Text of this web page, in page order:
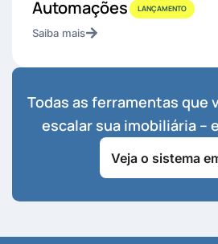
Automações LANÇAMENTO
Saiba mais
Todas as ferramentas que
escalar sua imobiliária –
Veja o sistema